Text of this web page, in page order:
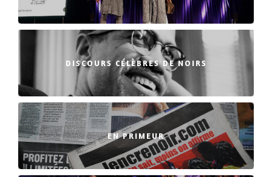
DISCOURS CÉLÈBRES DE NOIRS
EN PRIMEUR